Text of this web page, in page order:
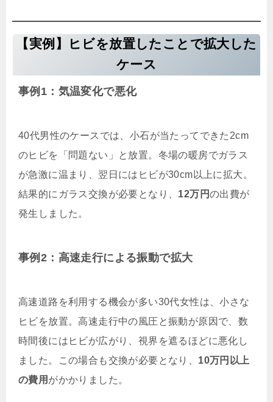
【実例】ヒビを放置したことで拡大した
ケース
事例1：気温変化で悪化
40代男性のケースでは、小石が当たってできた2cm
のヒビを「問題ない」と放置。冬場の暖房でガラス
が急激に温まり、翌日にはヒビが30cm以上に拡大。
結果的にガラス交換が必要となり、 12万円の出費が
発生しました。
事例2：高速走行による振動で拡大
高速道路を利用する機会が多い30代女性は、小さな
ヒビを放置。高速走行中の風圧と振動が原因で、数
時間後にはヒビが広がり、視界を遮るほどに悪化し
ました。この場合も交換が必要となり、 10万円以上
の費用 がかかりました。